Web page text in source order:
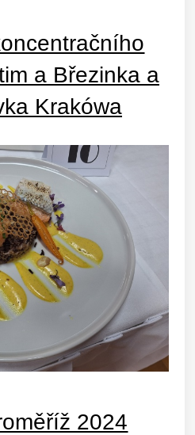
a Březinka a
Krakówa
2024